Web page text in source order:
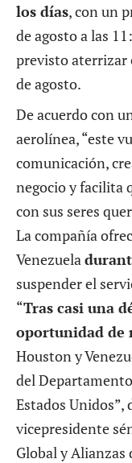
los días, con un
de agosto a las
previsto aterrizar
de agosto.
De acuerdo con
aerolínea, “este
comunicación,
negocio y facilita
con sus seres
La compañía
Venezuela
suspender el
“Tras casi una
oportunidad de
Houston y
del
Estados Unidos”,
vicepresidente
Global y